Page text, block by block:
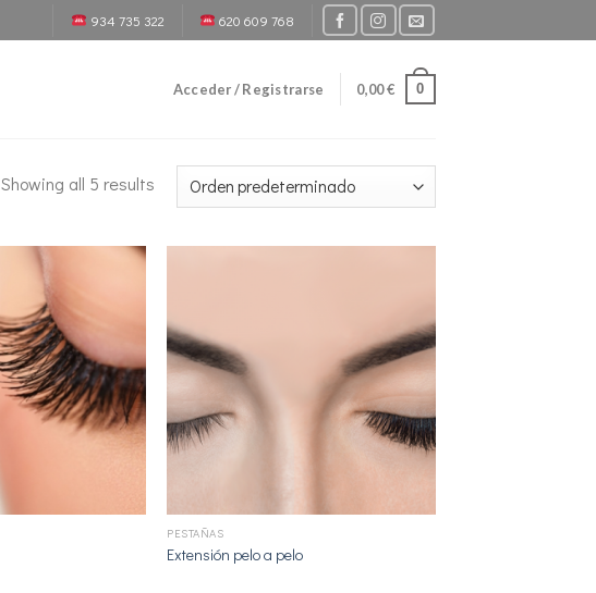
934 735 322 620 609 768
Acceder / Registrarse 0,00€ 0
Showing all 5 results
PESTAÑAS
Extensión pelo a pelo